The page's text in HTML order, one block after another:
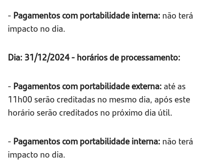
- Pagamentos com portabilidade interna: não terá
impacto no dia.
Dia: 31/12/2024 - horários de processamento:
- Pagamentos com portabilidade externa: até as
11h00 serão creditadas no mesmo dia, após este
horário serão creditados no próximo dia útil.
- Pagamentos com portabilidade interna: não terá
impacto no dia.